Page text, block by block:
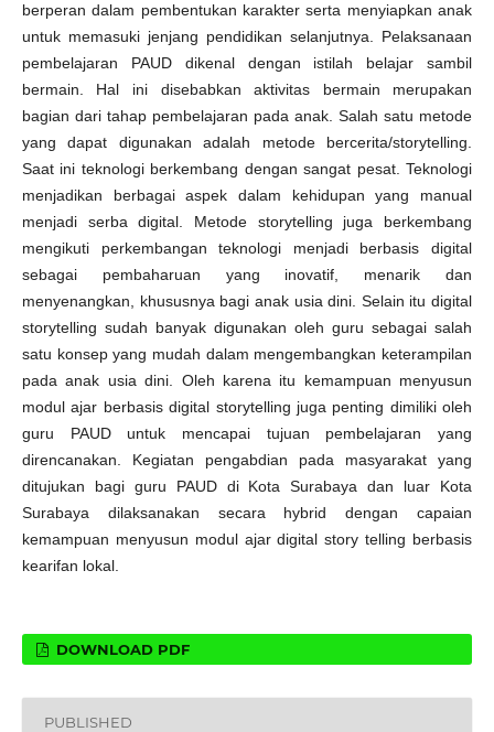
berperan dalam pembentukan karakter serta menyiapkan anak
untuk memasuki jenjang pendidikan selanjutnya. Pelaksanaan
pembelajaran PAUD dikenal dengan istilah belajar sambil
bermain. Hal ini disebabkan aktivitas bermain merupakan
bagian dari tahap pembelajaran pada anak. Salah satu metode
yang dapat digunakan adalah metode bercerita/storytelling.
Saat ini teknologi berkembang dengan sangat pesat. Teknologi
menjadikan berbagai aspek dalam kehidupan yang manual
menjadi serba digital. Metode storytelling juga berkembang
mengikuti perkembangan teknologi menjadi berbasis digital
sebagai pembaharuan yang inovatif, menarik dan
menyenangkan, khususnya bagi anak usia dini. Selain itu digital
storytelling sudah banyak digunakan oleh guru sebagai salah
satu konsep yang mudah dalam mengembangkan keterampilan
pada anak usia dini. Oleh karena itu kemampuan menyusun
modul ajar berbasis digital storytelling juga penting dimiliki oleh
guru PAUD untuk mencapai tujuan pembelajaran yang
direncanakan. Kegiatan pengabdian pada masyarakat yang
ditujukan bagi guru PAUD di Kota Surabaya dan luar Kota
Surabaya dilaksanakan secara hybrid dengan capaian
kemampuan menyusun modul ajar digital story telling berbasis
kearifan lokal.
DOWNLOAD PDF
PUBLISHED